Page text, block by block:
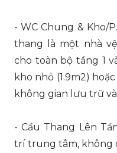
- WC Chung & Kho/
thang là một nhà
cho toàn bộ tầng 1
kho nhỏ (1.9m2)
không gian lưu trữ
- Cầu Thang Lên
trí trung tâm, không